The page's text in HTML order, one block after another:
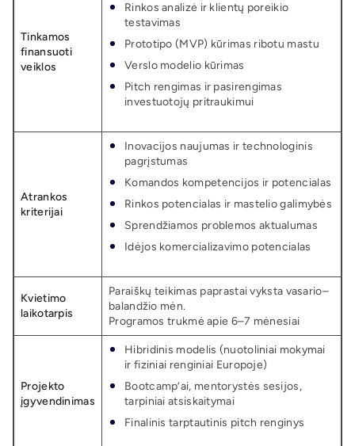
Tinkamos
finansuoti
veiklos
Rinkos analizė ir klientų poreikio
testavimas
Prototipo (MVP) kūrimas ribotu mastu
Verslo modelio kūrimas
Pitch rengimas ir pasirengimas
investuotojų pritraukimui
Atrankos
kriterijai
Inovacijos naujumas ir technologinis
pagrįstumas
Komandos kompetencijos ir potencialas
Rinkos potencialas ir mastelio galimybės
Sprendžiamos problemos aktualumas
Idėjos komercializavimo potencialas
Kvietimo
laikotarpis
Paraiškų teikimas paprastai vyksta vasario–
balandžio mėn.
Programos trukmė apie 6–7 mėnesiai
Projekto
įgyvendinimas
Hibridinis modelis (nuotoliniai mokymai
ir fiziniai renginiai Europoje)
Bootcamp’ai, mentorystės sesijos,
tarpiniai atsiskaitymai
Finalinis tarptautinis pitch renginys